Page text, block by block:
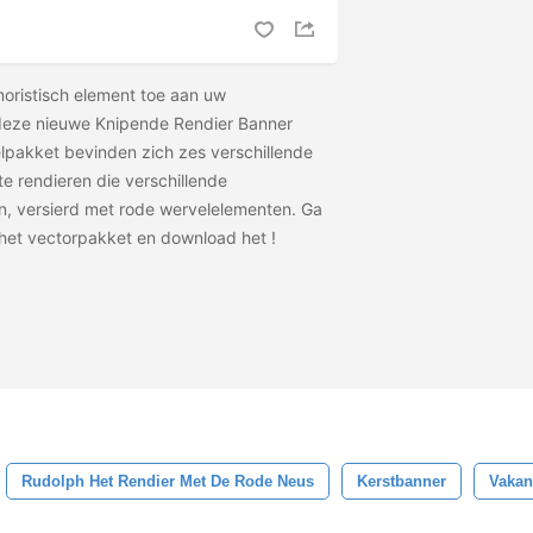
element toe aan uw
nieuwe Knipende Rendier Banner
bevinden zich zes verschillende
rendieren die verschillende
versierd met rode wervelelementen. Ga
vectorpakket en download het !
Rudolph Het Rendier Met De Rode Neus Kerstbanner